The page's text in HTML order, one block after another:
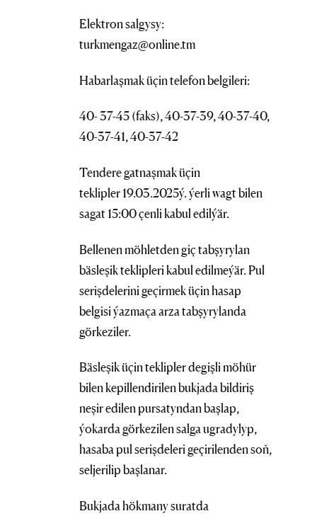
Elektron salgysy:
turkmengaz@online.tm
Habarlaşmak üçin telefon belgileri:
40- 37-45 (faks), 40-37-39, 40-37-40,
40-37-41, 40-37-42
Tendere gatnaşmak üçin
teklipler 19.03.2025ý. ýerli wagt bilen
sagat 15:00 çenli kabul edilýär.
Bellenen möhletden giç tabşyrylan
bäsleşik teklipleri kabul edilmeýär. Pul
serişdelerini geçirmek üçin hasap
belgisi ýazmaça arza tabşyrylanda
görkeziler.
Bäsleşik üçin teklipler degişli möhür
bilen kepillendirilen bukjada bildiriş
neşir edilen pursatyndan başlap,
ýokarda görkezilen salga ugradylyp,
hasaba pul serişdeleri geçirilenden soň,
seljerilip başlanar.
Bukjada hökmany suratda